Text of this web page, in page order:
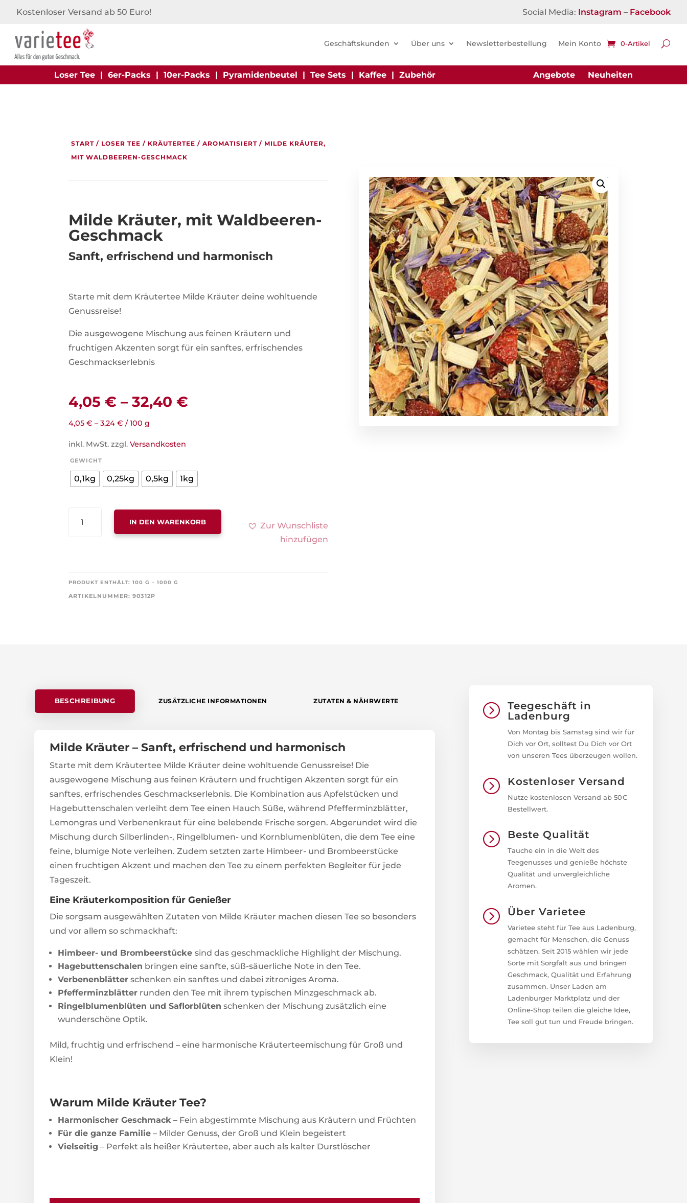
Kostenloser Versand ab 50 Euro! Social Media: Instagram – Facebook
Geschäftskunden Über uns Newsletterbestellung Mein Konto 0-Artikel
Loser Tee| 6er-Packs | 10er-Packs | Pyramidenbeutel | Tee Sets | Kaffee| Zubehör Angebote Neuheiten
START / LOSER TEE / KRÄUTERTEE /AROMATISIERT / MILDE KRÄUTER,
MIT WALDBEEREN-GESCHMACK
Milde Kräuter, mit Waldbeeren-
Geschmack
Sanft, erfrischend und harmonisch
Starte mit dem Kräutertee Milde Kräuter deine wohltuende
Genussreise!
Die ausgewogene Mischung aus feinen Kräutern und
fruchtigen Akzenten sorgt für ein sanftes, erfrischendes
Geschmackserlebnis
4,05€ –32,40€
4,05€ –3,24€ /100 g
inkl. MwSt. zzgl.Versandkosten
GEWICHT
0,1kg 0,25kg 0,5kg 1kg
KRÄUTER,
MENGE
IN DEN WARENKORB
Zur Wunschliste
hinzufügen
PRODUKT ENTHÄLT: 100G – 1000G
ARTIKELNUMMER:90312P
BESCHREIBUNG ZUSÄTZLICHE INFORMATIONEN ZUTATEN & NÄHRWERTE
Milde Kräuter – Sanft, erfrischend und harmonisch
Starte mit dem Kräutertee Milde Kräuter deine wohltuende Genussreise! Die
ausgewogene Mischung aus feinen Kräutern und fruchtigen Akzenten sorgt für ein
sanftes, erfrischendes Geschmackserlebnis. Die Kombination aus Apfelstücken und
Hagebuttenschalen verleiht dem Tee einen Hauch Süße, während Pfefferminzblätter,
Lemongras und Verbenenkraut für eine belebende Frische sorgen. Abgerundet wird die
Mischung durch Silberlinden-, Ringelblumen- und Kornblumenblüten, die dem Tee eine
feine, blumige Note verleihen. Zudem setzten zarte Himbeer- und Brombeerstücke
einen fruchtigen Akzent und machen den Tee zu einem perfekten Begleiter für jede
Tageszeit.
Eine Kräuterkomposition für Genießer
Die sorgsam ausgewählten Zutaten von Milde Kräuter machen diesen Tee so besonders
und vor allem so schmackhaft:
Himbeer- und Brombeerstückesind das geschmackliche Highlight der Mischung.
Hagebuttenschalen bringen eine sanfte, süß-säuerliche Note in den Tee.
Verbenenblätter schenken ein sanftes und dabei zitroniges Aroma.
Pfefferminzblätter runden den Tee mit ihrem typischen Minzgeschmack ab.
Ringelblumenblüten und Saflorblüten schenken der Mischung zusätzlich eine
wunderschöne Optik.
Mild, fruchtig und erfrischend – eine harmonische Kräuterteemischung für Groß und
Klein!
Warum Milde Kräuter Tee?
Harmonischer Geschmack – Fein abgestimmte Mischung aus Kräutern und Früchten
Für die ganze Familie – Milder Genuss, der Groß und Klein begeistert
Vielseitig – Perfekt als heißer Kräutertee, aber auch als kalter Durstlöscher
=
Teegeschäft in
Ladenburg
Von Montag bis Samstag sind wir für
Dich vor Ort, solltest Du Dich vor Ort
von unseren Tees überzeugen wollen.
= Kostenloser Versand
Nutze kostenlosen Versand ab 50€
Bestellwert.
= Beste Qualität
Tauche ein in die Welt des
Teegenusses und genieße höchste
Qualität und unvergleichliche
Aromen.
= Über Varietee
Varietee steht für Tee aus Ladenburg,
gemacht für Menschen, die Genuss
schätzen. Seit 2015 wählen wir jede
Sorte mit Sorgfalt aus und bringen
Geschmack, Qualität und Erfahrung
zusammen. Unser Laden am
Ladenburger Marktplatz und der
Online-Shop teilen die gleiche Idee,
Tee soll gut tun und Freude bringen.